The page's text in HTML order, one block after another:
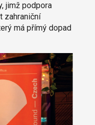
jimž podpora
zahraniční
má přímý dopad